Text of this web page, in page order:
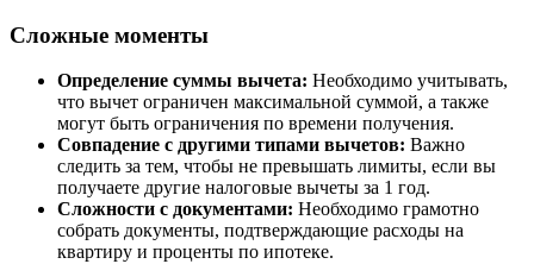
Сложные моменты
Определение суммы вычета: Необходимо учитывать,
что вычет ограничен максимальной суммой, а также
могут быть ограничения по времени получения.
Совпадение с другими типами вычетов: Важно
следить за тем, чтобы не превышать лимиты, если вы
получаете другие налоговые вычеты за 1 год.
Сложности с документами: Необходимо грамотно
собрать документы, подтверждающие расходы на
квартиру и проценты по ипотеке.